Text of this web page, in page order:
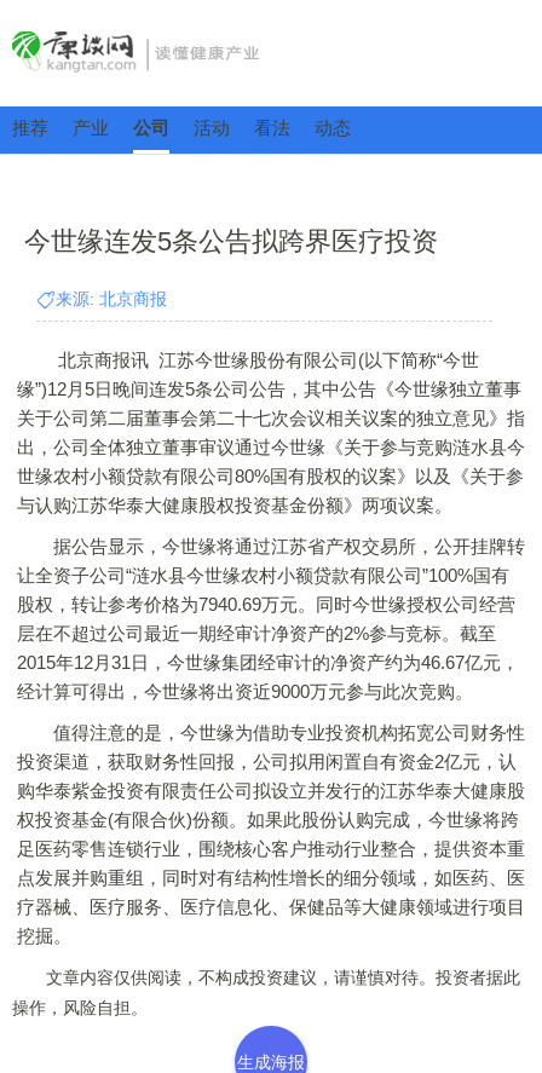
推荐 产业 公司 活动 看法 动态
今世缘连发5条公告拟跨界医疗投资
来源: 北京商报
北京商报讯 江苏今世缘股份有限公司(以下简称“今世
缘”)12月5日晚间连发5条公司公告，其中公告《今世缘独立董事
关于公司第二届董事会第二十七次会议相关议案的独立意见》指
出，公司全体独立董事审议通过今世缘《关于参与竞购涟水县今
世缘农村小额贷款有限公司80%国有股权的议案》以及《关于参
与认购江苏华泰大健康股权投资基金份额》两项议案。
据公告显示，今世缘将通过江苏省产权交易所，公开挂牌转
让全资子公司“涟水县今世缘农村小额贷款有限公司”100%国有
股权，转让参考价格为7940.69万元。同时今世缘授权公司经营
层在不超过公司最近一期经审计净资产的2%参与竞标。截至
2015年12月31日，今世缘集团经审计的净资产约为46.67亿元，
经计算可得出，今世缘将出资近9000万元参与此次竞购。
值得注意的是，今世缘为借助专业投资机构拓宽公司财务性
投资渠道，获取财务性回报，公司拟用闲置自有资金2亿元，认
购华泰紫金投资有限责任公司拟设立并发行的江苏华泰大健康股
权投资基金(有限合伙)份额。如果此股份认购完成，今世缘将跨
足医药零售连锁行业，围绕核心客户推动行业整合，提供资本重
点发展并购重组，同时对有结构性增长的细分领域，如医药、医
疗器械、医疗服务、医疗信息化、保健品等大健康领域进行项目
挖掘。
文章内容仅供阅读，不构成投资建议，请谨慎对待。投资者据此
操作，风险自担。
生成海报